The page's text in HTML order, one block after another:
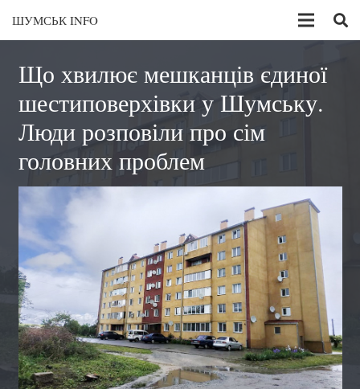
ШУМСЬК INFO
Що хвилює мешканців єдиної
шестиповерхівки у Шумську.
Люди розповіли про сім
головних проблем